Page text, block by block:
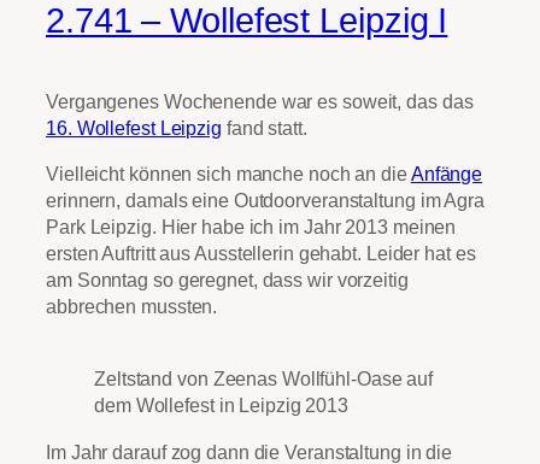
2.741 – Wollefest Leipzig I
Vergangenes Wochenende war es soweit, das das
16. Wollefest Leipzig fand statt.
Vielleicht können sich manche noch an dieAnfänge
erinnern, damals eine Outdoorveranstaltung im Agra
Park Leipzig. Hier habe ich im Jahr 2013 meinen
ersten Auftritt aus Ausstellerin gehabt. Leider hat es
am Sonntag so geregnet, dass wir vorzeitig
abbrechen mussten.
Zeltstand von Zeenas Wollfühl-Oase auf
dem Wollefest in Leipzig 2013
Im Jahr darauf zog dann die Veranstaltung in die